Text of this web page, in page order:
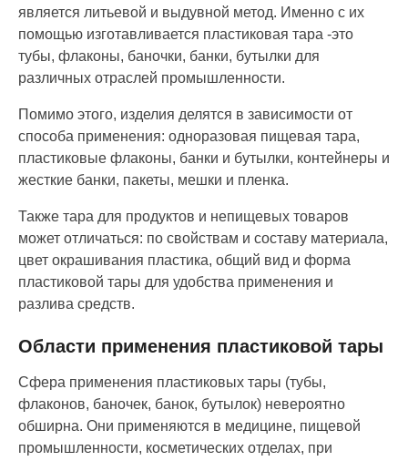
является литьевой и выдувной метод. Именно с их
помощью изготавливается пластиковая тара -это
тубы, флаконы, баночки, банки, бутылки для
различных отраслей промышленности.
Помимо этого, изделия делятся в зависимости от
способа применения: одноразовая пищевая тара,
пластиковые флаконы, банки и бутылки, контейнеры и
жесткие банки, пакеты, мешки и пленка.
Также тара для продуктов и непищевых товаров
может отличаться: по свойствам и составу материала,
цвет окрашивания пластика, общий вид и форма
пластиковой тары для удобства применения и
разлива средств.
Области применения пластиковой тары
Сфера применения пластиковых тары (тубы,
флаконов, баночек, банок, бутылок) невероятно
обширна. Они применяются в медицине, пищевой
промышленности, косметических отделах, при